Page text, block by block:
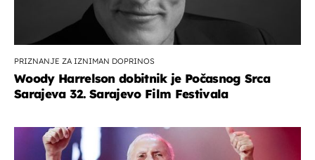
PRIZNANJE ZA IZNIMAN DOPRINOS
Woody Harrelson dobitnik je Počasnog Srca
Sarajeva 32. Sarajevo Film Festivala